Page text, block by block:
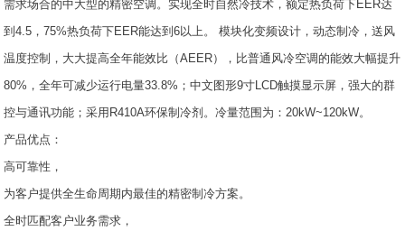
需求场合的中大型的精密空调。实现全时自然冷技术，额定热负荷下EER达
到4.5，75%热负荷下EER能达到6以上。 模块化变频设计，动态制冷，送风
温度控制，大大提高全年能效比（AEER），比普通风冷空调的能效大幅提升
80%，全年可减少运行电量33.8%；中文图形9寸LCD触摸显示屏，强大的群
控与通讯功能；采用R410A环保制冷剂。冷量范围为：20kW~120kW。
产品优点：
高可靠性，
为客户提供全生命周期内最佳的精密制冷方案。
全时匹配客户业务需求，